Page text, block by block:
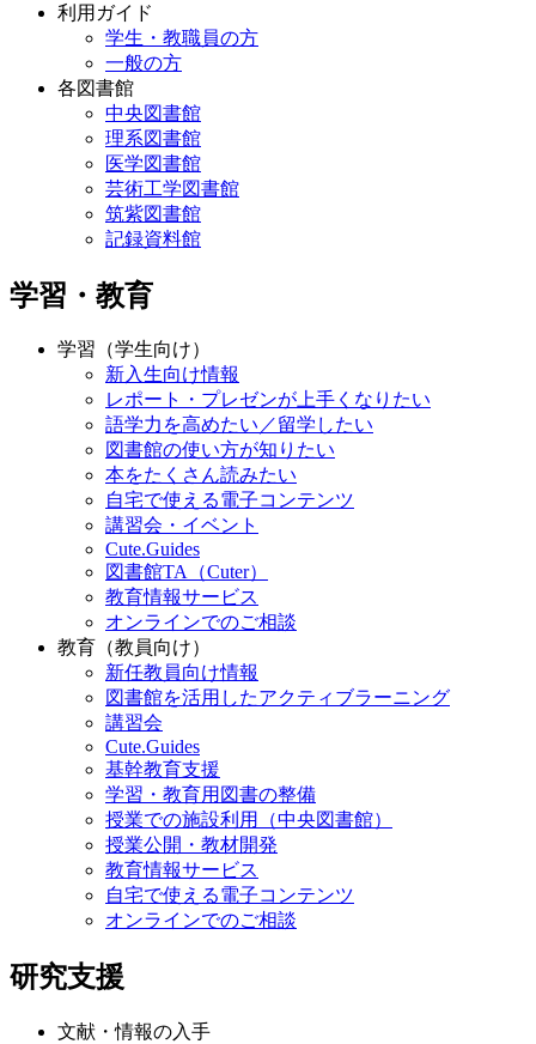
利用ガイド
学生・教職員の方
一般の方
各図書館
中央図書館
理系図書館
医学図書館
芸術工学図書館
筑紫図書館
記録資料館
学習・教育
学習（学生向け）
新入生向け情報
レポート・プレゼンが上手くなりたい
語学力を高めたい／留学したい
図書館の使い方が知りたい
本をたくさん読みたい
自宅で使える電子コンテンツ
講習会・イベント
Cute.Guides
図書館TA（Cuter）
教育情報サービス
オンラインでのご相談
教育（教員向け）
新任教員向け情報
図書館を活用したアクティブラーニング
講習会
Cute.Guides
基幹教育支援
学習・教育用図書の整備
授業での施設利用（中央図書館）
授業公開・教材開発
教育情報サービス
自宅で使える電子コンテンツ
オンラインでのご相談
研究支援
文献・情報の入手